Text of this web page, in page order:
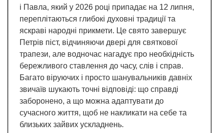
і Павла, який у 2026 році припадає на 12 липня,
переплітаються глибокі духовні традиції та
яскраві народні прикмети. Це свято завершує
Петрів піст, відчиняючи двері для святкової
трапези, але водночас нагадує про необхідність
бережливого ставлення до часу, слів і справ.
Багато віруючих і просто шанувальників давніх
звичаїв шукають точні відповіді: що справді
заборонено, а що можна адаптувати до
сучасного життя, щоб не накликати на себе та
близьких зайвих ускладнень.